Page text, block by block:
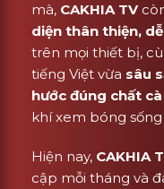
mà, CAKHIA TV
diện thân thiện,
trên mọi thiết bị,
tiếng Việt vừa sâu
hước đúng chất
khí xem bóng
Hiện nay, CAKHIA
cập mỗi tháng và